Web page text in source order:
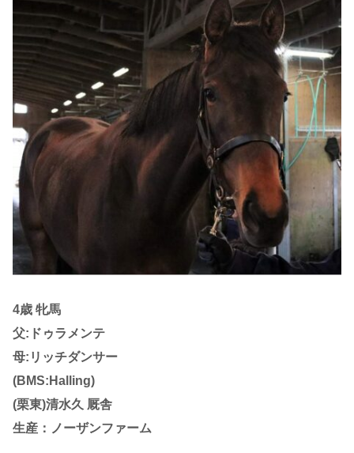
4歳 牝馬
父:ドゥラメンテ
母:リッチダンサー
(BMS:Halling)
(栗東)清水久 厩舎
生産：ノーザンファーム